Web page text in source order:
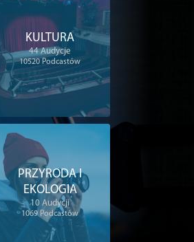
KULTURA
44 Audycje
10520 Podcastów
PRZYRODA I
EKOLOGIA
10 Audycji
1069 Podcastów